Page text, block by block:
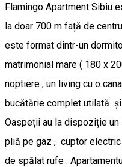
Flamingo Apartment Sibiu
la doar 700 m față de
este format dintr-un
matrimonial mare ( 180 x
noptiere , un living cu o
bucătărie complet utilată și
Oaspeții au la dispoziție un
pliă pe gaz , cuptor
de spălat rufe .